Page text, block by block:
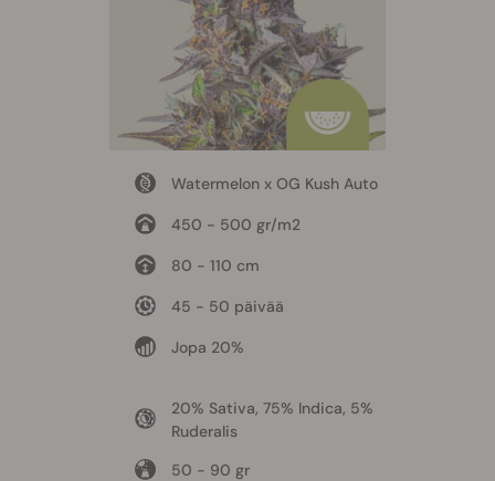
Watermelon x OG Kush Auto
450 - 500 gr/m2
80 - 110 cm
45 - 50 päivää
Jopa 20%
20% Sativa, 75% Indica, 5%
Ruderalis
50 - 90 gr